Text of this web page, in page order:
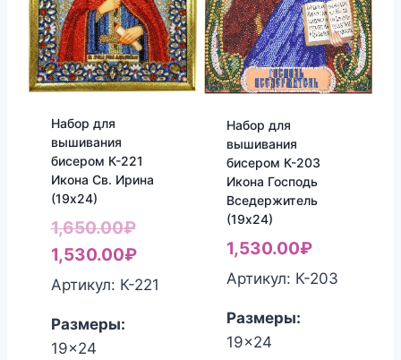
Набор для
вышивания
бисером К-221
Икона Св. Ирина
(19х24)
1,650.00₽Первоначальная
цена
составляла
1,530.00₽Текущая
цена:
Артикул: К-221
Размеры:
19x24
Набор для
вышивания
бисером К-203
Икона Господь
Вседержитель
(19х24)
1,530.00₽
Артикул: К-203
Размеры:
19x24